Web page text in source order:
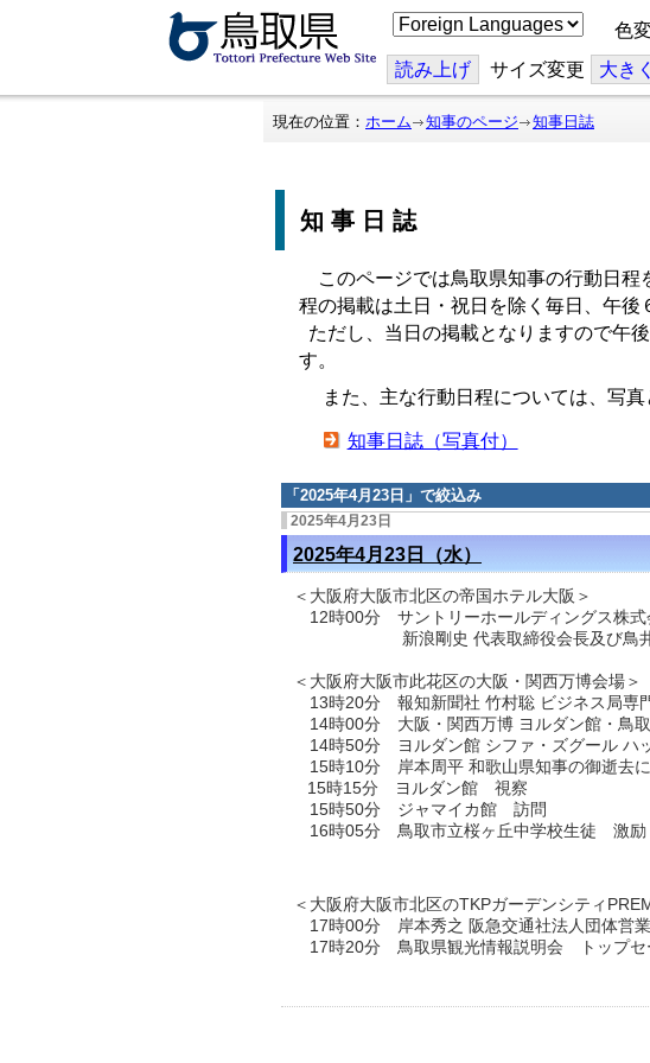
こ
の
ジ
を
翻
色
読み上げ サイズ変更 大き
現在の位置： ホーム 知事のページ 知事日誌
知事日誌
このページでは鳥取県知事の行動日程
程の掲載は土日・祝日を除く毎日、午後
ただし、当日の掲載となりますので午
す。
また、主な行動日程については、写真
知事日誌（写真付）
「 2025年4月23日 」で絞込み
2025年4月23日
2025年4月23日（水）
＜大阪府大阪市北区の帝国ホテル大阪＞
12時00分 サントリーホールディングス株
新浪剛史 代表取締役会長及び鳥井信
＜大阪府大阪市此花区の大阪・関西万博会場＞
13時20分 報知新聞社 竹村聡 ビジネス局専
14時00分 大阪・関西万博 ヨルダン館・鳥
14時50分 ヨルダン館 シファ・ズグール ハ
15時10分 岸本周平 和歌山県知事の御逝去
15時15分 ヨルダン館 視察
15時50分 ジャマイカ館 訪問
16時05分 鳥取市立桜ヶ丘中学校生徒 激励
＜大阪府大阪市北区のTKPガーデンシティ
17時00分 岸本秀之 阪急交通社法人団体営
17時20分 鳥取県観光情報説明会 トップセ